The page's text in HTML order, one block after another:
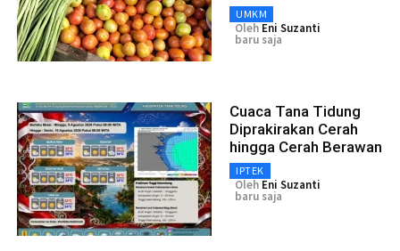
UMKM
Oleh Eni Suzanti
baru saja
Cuaca Tana Tidung
Diprakirakan Cerah
hingga Cerah Berawan
IPTEK
Oleh Eni Suzanti
baru saja